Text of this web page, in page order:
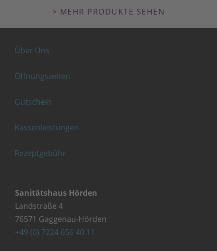
> MEHR PRODUKTE SEHEN
Über Uns
Öffnungszeiten
Gutschein
Kassenleistungen
Rezeptgebühr
Sanitätshaus Hörden
Landstraße 4
76571 Gaggenau-Hörden
+49 (0) 7224 656 40 11